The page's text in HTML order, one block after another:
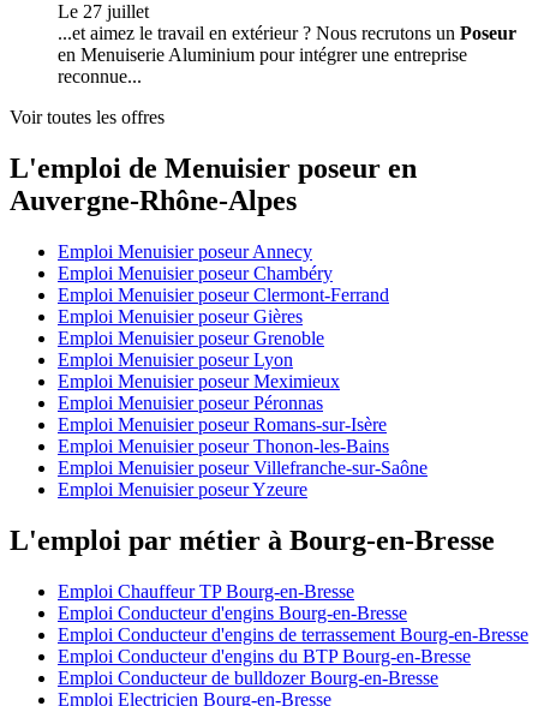
Le 27 juillet
...et aimez le travail en extérieur ? Nous recrutons un Poseur
en Menuiserie Aluminium pour intégrer une entreprise
reconnue...
Voir toutes les offres
L'emploi de Menuisier poseur en
Auvergne-Rhône-Alpes
Emploi Menuisier poseur Annecy
Emploi Menuisier poseur Chambéry
Emploi Menuisier poseur Clermont-Ferrand
Emploi Menuisier poseur Gières
Emploi Menuisier poseur Grenoble
Emploi Menuisier poseur Lyon
Emploi Menuisier poseur Meximieux
Emploi Menuisier poseur Péronnas
Emploi Menuisier poseur Romans-sur-Isère
Emploi Menuisier poseur Thonon-les-Bains
Emploi Menuisier poseur Villefranche-sur-Saône
Emploi Menuisier poseur Yzeure
L'emploi par métier à Bourg-en-Bresse
Emploi Chauffeur TP Bourg-en-Bresse
Emploi Conducteur d'engins Bourg-en-Bresse
Emploi Conducteur d'engins de terrassement Bourg-en-Bresse
Emploi Conducteur d'engins du BTP Bourg-en-Bresse
Emploi Conducteur de bulldozer Bourg-en-Bresse
Emploi Electricien Bourg-en-Bresse